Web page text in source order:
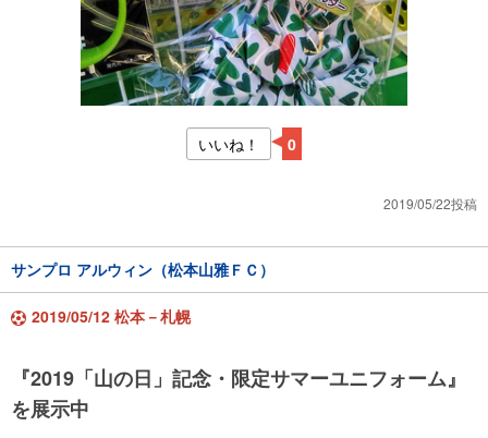
いいね！ 0
2019/05/22投稿
サンプロ アルウィン（松本山雅ＦＣ）
2019/05/12 松本－札幌
『2019「山の日」記念・限定サマーユニフォーム』
を展示中